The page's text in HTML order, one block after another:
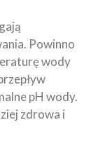
Powinno
wody
pH wody.
zdrowa i